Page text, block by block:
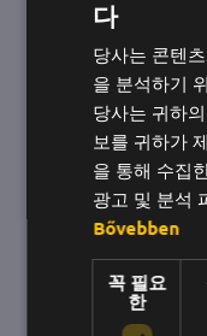
직원에게 효
다
당사는 콘텐
을 분석하기
당사는 귀하
보를 귀하가
을 통해 수집
광고 및 분석
Bővebben
꼭 필요
한